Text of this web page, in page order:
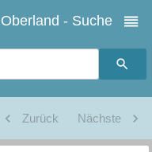
- Suche
Zurück Nächste